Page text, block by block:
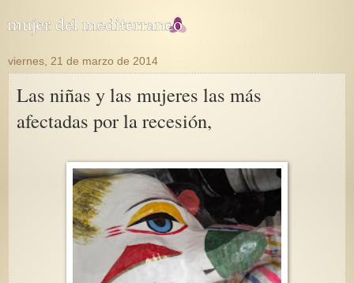
viernes, 21 de marzo de 2014
Las niñas y las mujeres las más
afectadas por la recesión,